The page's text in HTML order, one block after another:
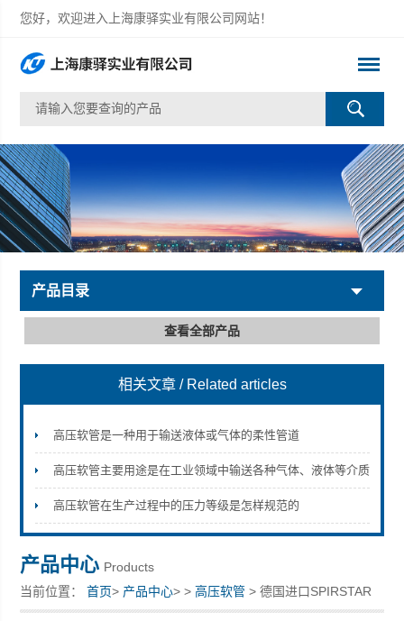
您好，欢迎进入上海康驿实业有限公司网站！
上海康驿实业有限公司
产品目录
查看全部产品
相关文章 / Related articles
高压软管是一种用于输送液体或气体的柔性管道
高压软管主要用途是在工业领域中输送各种气体、液体等介质
高压软管在生产过程中的压力等级是怎样规范的
产品中心 Products
当前位置：首页> 产品中心> >高压软管 > 德国进口SPIRSTAR
高压软管 13/2W软管